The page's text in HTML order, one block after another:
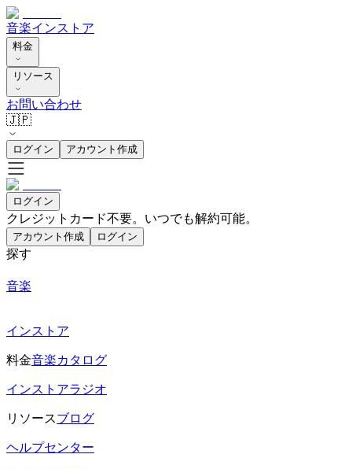
音楽インストア
料金
リソース
お問い合わせ
🇯🇵
ログイン アカウント作成
ログイン
クレジットカード不要。いつでも解約可能。
アカウント作成 ログイン
探す
音楽
インストア
料金音楽カタログ
インストアラジオ
リソースブログ
ヘルプセンター